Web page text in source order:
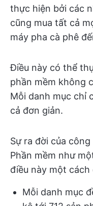
thực hiện bởi các
cũng mua tất cả
máy pha cà phê
Điều này có thể
phần mềm không
Mỗi danh mục chỉ
cả đơn giản.
Sự ra đời của
Phần mềm như
điều này một cách
Mỗi danh mục